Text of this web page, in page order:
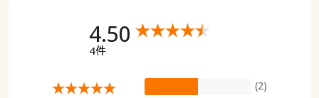
4.50
4件
(2)